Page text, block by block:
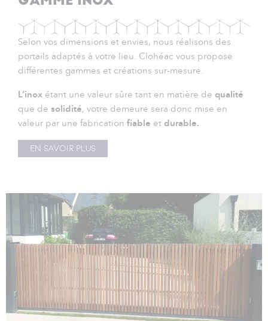
Selon vos dimensions et envies, nous réalisons des
portails adaptés à votre lieu. Clohéac vous propose
différentes gammes et créations sur-mesure.
L’inox étant une valeur sûre tant en matière de qualité
que de solidité, votre demeure sera donc mise en
valeur par une fabrication fiable et durable.
EN SAVOIR PLUS